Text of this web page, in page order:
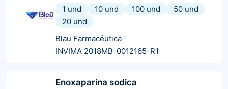
1 und
10 und 100 und
50 und
20 und
Blau Farmacéutica
INVIMA 2018MB-0012165-R1
Enoxaparina sodica